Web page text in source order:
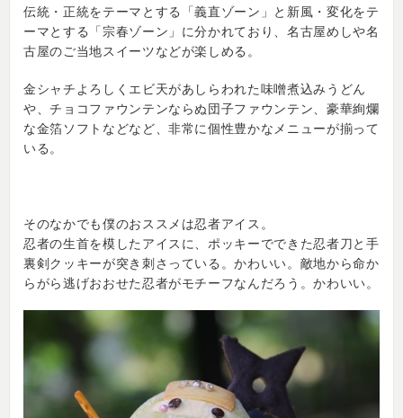
伝統・正統をテーマとする「義直ゾーン」と新風・変化をテ
ーマとする「宗春ゾーン」に分かれており、名古屋めしや名
古屋のご当地スイーツなどが楽しめる。
金シャチよろしくエビ天があしらわれた味噌煮込みうどん
や、チョコファウンテンならぬ団子ファウンテン、豪華絢爛
な金箔ソフトなどなど、非常に個性豊かなメニューが揃って
いる。
そのなかでも僕のおススメは忍者アイス。
忍者の生首を模したアイスに、ポッキーでできた忍者刀と手
裏剣クッキーが突き刺さっている。かわいい。敵地から命か
らがら逃げおおせた忍者がモチーフなんだろう。かわいい。